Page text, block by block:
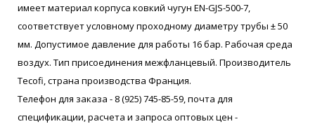
имеет материал корпуса ковкий чугун EN-GJS-500-7,
соответствует условному проходному диаметру трубы ± 50
мм. Допустимое давление для работы 16 бар. Рабочая среда
воздух. Тип присоединения межфланцевый. Производитель
Tecofi, страна производства Франция.
Телефон для заказа - 8 (925) 745-85-59, почта для
спецификации, расчета и запроса оптовых цен -